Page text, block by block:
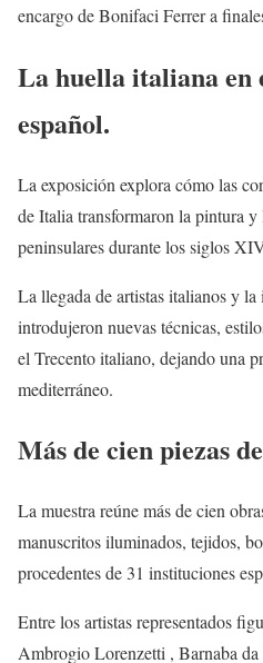
encargo de Bonifaci Ferrer a
La huella italiana en
español.
La exposición explora cómo las
de Italia transformaron la pintura
peninsulares durante los siglos
La llegada de artistas italianos y
introdujeron nuevas técnicas,
el Trecento italiano, dejando una
mediterráneo.
Más de cien piezas
La muestra reúne más de cien
manuscritos iluminados, tejidos,
procedentes de 31 instituciones
Entre los artistas representados
Ambrogio Lorenzetti , Barnaba